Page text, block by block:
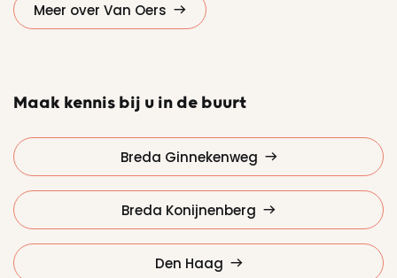
Meer over Van Oers
Maak kennis bij u in de buurt
Breda Ginnekenweg
Breda Konijnenberg
Den Haag